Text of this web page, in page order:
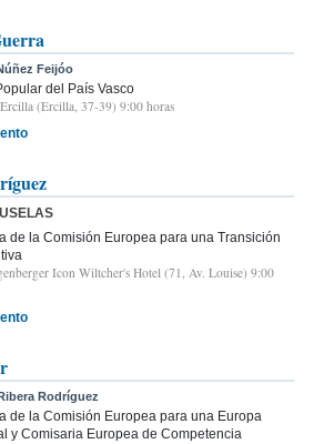
Feijóo
del País Vasco
(Ercilla, 37-39) 9:00 horas
de la Comisión Europea para una Transición
Icon Wiltcher's Hotel (71, Av. Louise) 9:00
Rodríguez
de la Comisión Europea para una Europa
y Comisaria Europea de Competencia